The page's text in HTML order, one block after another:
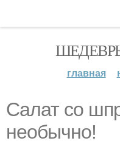
главная
Салат со
необычно!